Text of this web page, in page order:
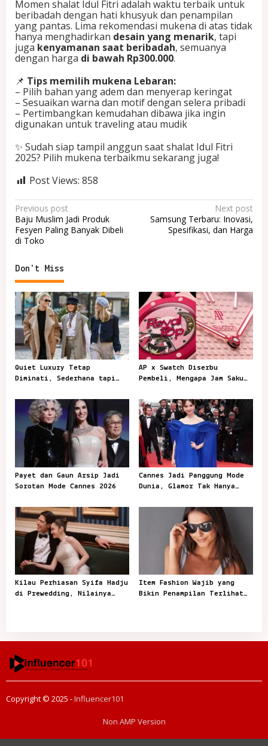
Momen shalat Idul Fitri adalah waktu terbaik untuk
beribadah dengan hati khusyuk dan penampilan
yang pantas. Lima rekomendasi mukena di atas tidak
hanya menghadirkan desain yang menarik, tapi
juga kenyamanan saat beribadah, semuanya
dengan harga di bawah Rp300.000.
📌 Tips memilih mukena Lebaran:
– Pilih bahan yang adem dan menyerap keringat
– Sesuaikan warna dan motif dengan selera pribadi
– Pertimbangkan kemudahan dibawa jika ingin
digunakan untuk traveling atau mudik
✨ Sudah siap tampil anggun saat shalat Idul Fitri
2025? Pilih mukena terbaikmu sekarang juga!
Post Views: 858
P
o
s
t
n
a
v
i
g
a
t
i
o
Previous post
Baju Muslim Jadi Produk
Fesyen Paling Banyak Dibeli
di Toko
Next post
Samsung Terbaru: Inovasi,
Spesifikasi, dan Harga
Don't Miss
Quiet Luxury Tetap
Diminati, Sederhana tapi
AP x Swatch Diserbu
Pembeli, Mengapa Jam Saku
SwatchAP x Swatch Diserbu
Pembeli, Mengapa Jam Saku
Ini Jadi Incaran?
Payet dan Gaun Arsip Jadi
Sorotan Mode Cannes 2026
Cannes Jadi Panggung Mode
Dunia, Glamor Tak Hanya
Kilau Perhiasan Syifa Hadju
di Prewedding, Nilainya
Item Fashion Wajib yang
Bikin Penampilan Terlihat
Copyright © 2025 -Influencer101
Non AMP Version